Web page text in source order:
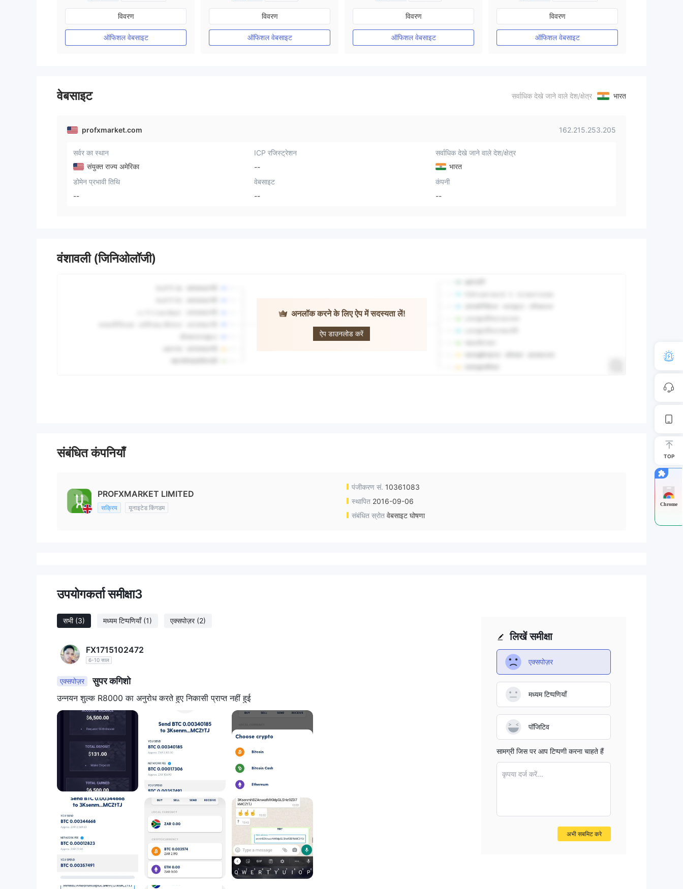
ऑस्ट्रेलिया विनियमन
मार्केट मेकिंग (एमएम)
मुख्य-लेबल MT4
विवरण
ऑफिशल वेबसाइट
ऑस्ट्रेलिया विनियमन
मार्केट मेकिंग (एमएम)
मुख्य-लेबल MT4
विवरण
ऑफिशल वेबसाइट
ऑस्ट्रेलिया विनियमन
मार्केट मेकिंग (एमएम)
मुख्य-लेबल MT4
विवरण
ऑफिशल वेबसाइट
ऑस्ट्रेलिया विनियमन
मार्केट मेकिंग (एमएम)
मुख्य-लेबल MT4
विवरण
ऑफिशल वेबसाइट
वेबसाइट सर्वाधिक देखे जाने वाले देश/क्षेत्र भारत
profxmarket.com 162.215.253.205
सर्वर का स्थान
संयुक्त राज्य अमेरिका
ICP रजिस्ट्रेशन
--
सर्वाधिक देखे जाने वाले देश/क्षेत्र
भारत
डोमेन प्रभावी तिथि
--
वेबसाइट
--
कंपनी
--
वंशावली (जिनिओलॉजी)
अनलॉक करने के लिए ऐप में सदस्यता लें!
ऐप डाउनलोड करें
Profx
संबंधित कंपनियाँ
PROFXMARKET LIMITED
सक्रिय यूनाइटेड किंगडम
पंजीकरण सं. 10361083
स्थापित 2016-09-06
संबंधित स्रोत वेबसाइट घोषणा
उपयोगकर्ता समीक्षा3
सभी (3) मध्यम टिप्पणियाँ (1) एक्सपोज़र (2)
FX1715102472
6-10 साल
एक्सपोज़र सुपर कगिशो
उन्नयन शुल्क R8000 का अनुरोध करते हुए निकासी प्राप्त नहीं हुई
लिखें समीक्षा
एक्सपोज़र
मध्यम टिप्पणियाँ
पॉजिटिव
सामग्री जिस पर आप टिप्पणी करना चाहते हैं
कृपया दर्ज करें...
अभी सबमिट करे
TOP
Chrome